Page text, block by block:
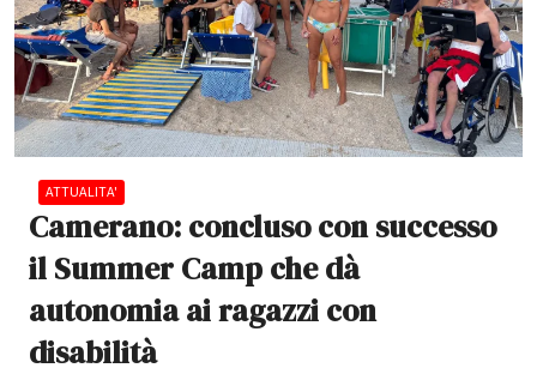
ATTUALITA'
Camerano: concluso con successo
il Summer Camp che dà
autonomia ai ragazzi con
disabilità